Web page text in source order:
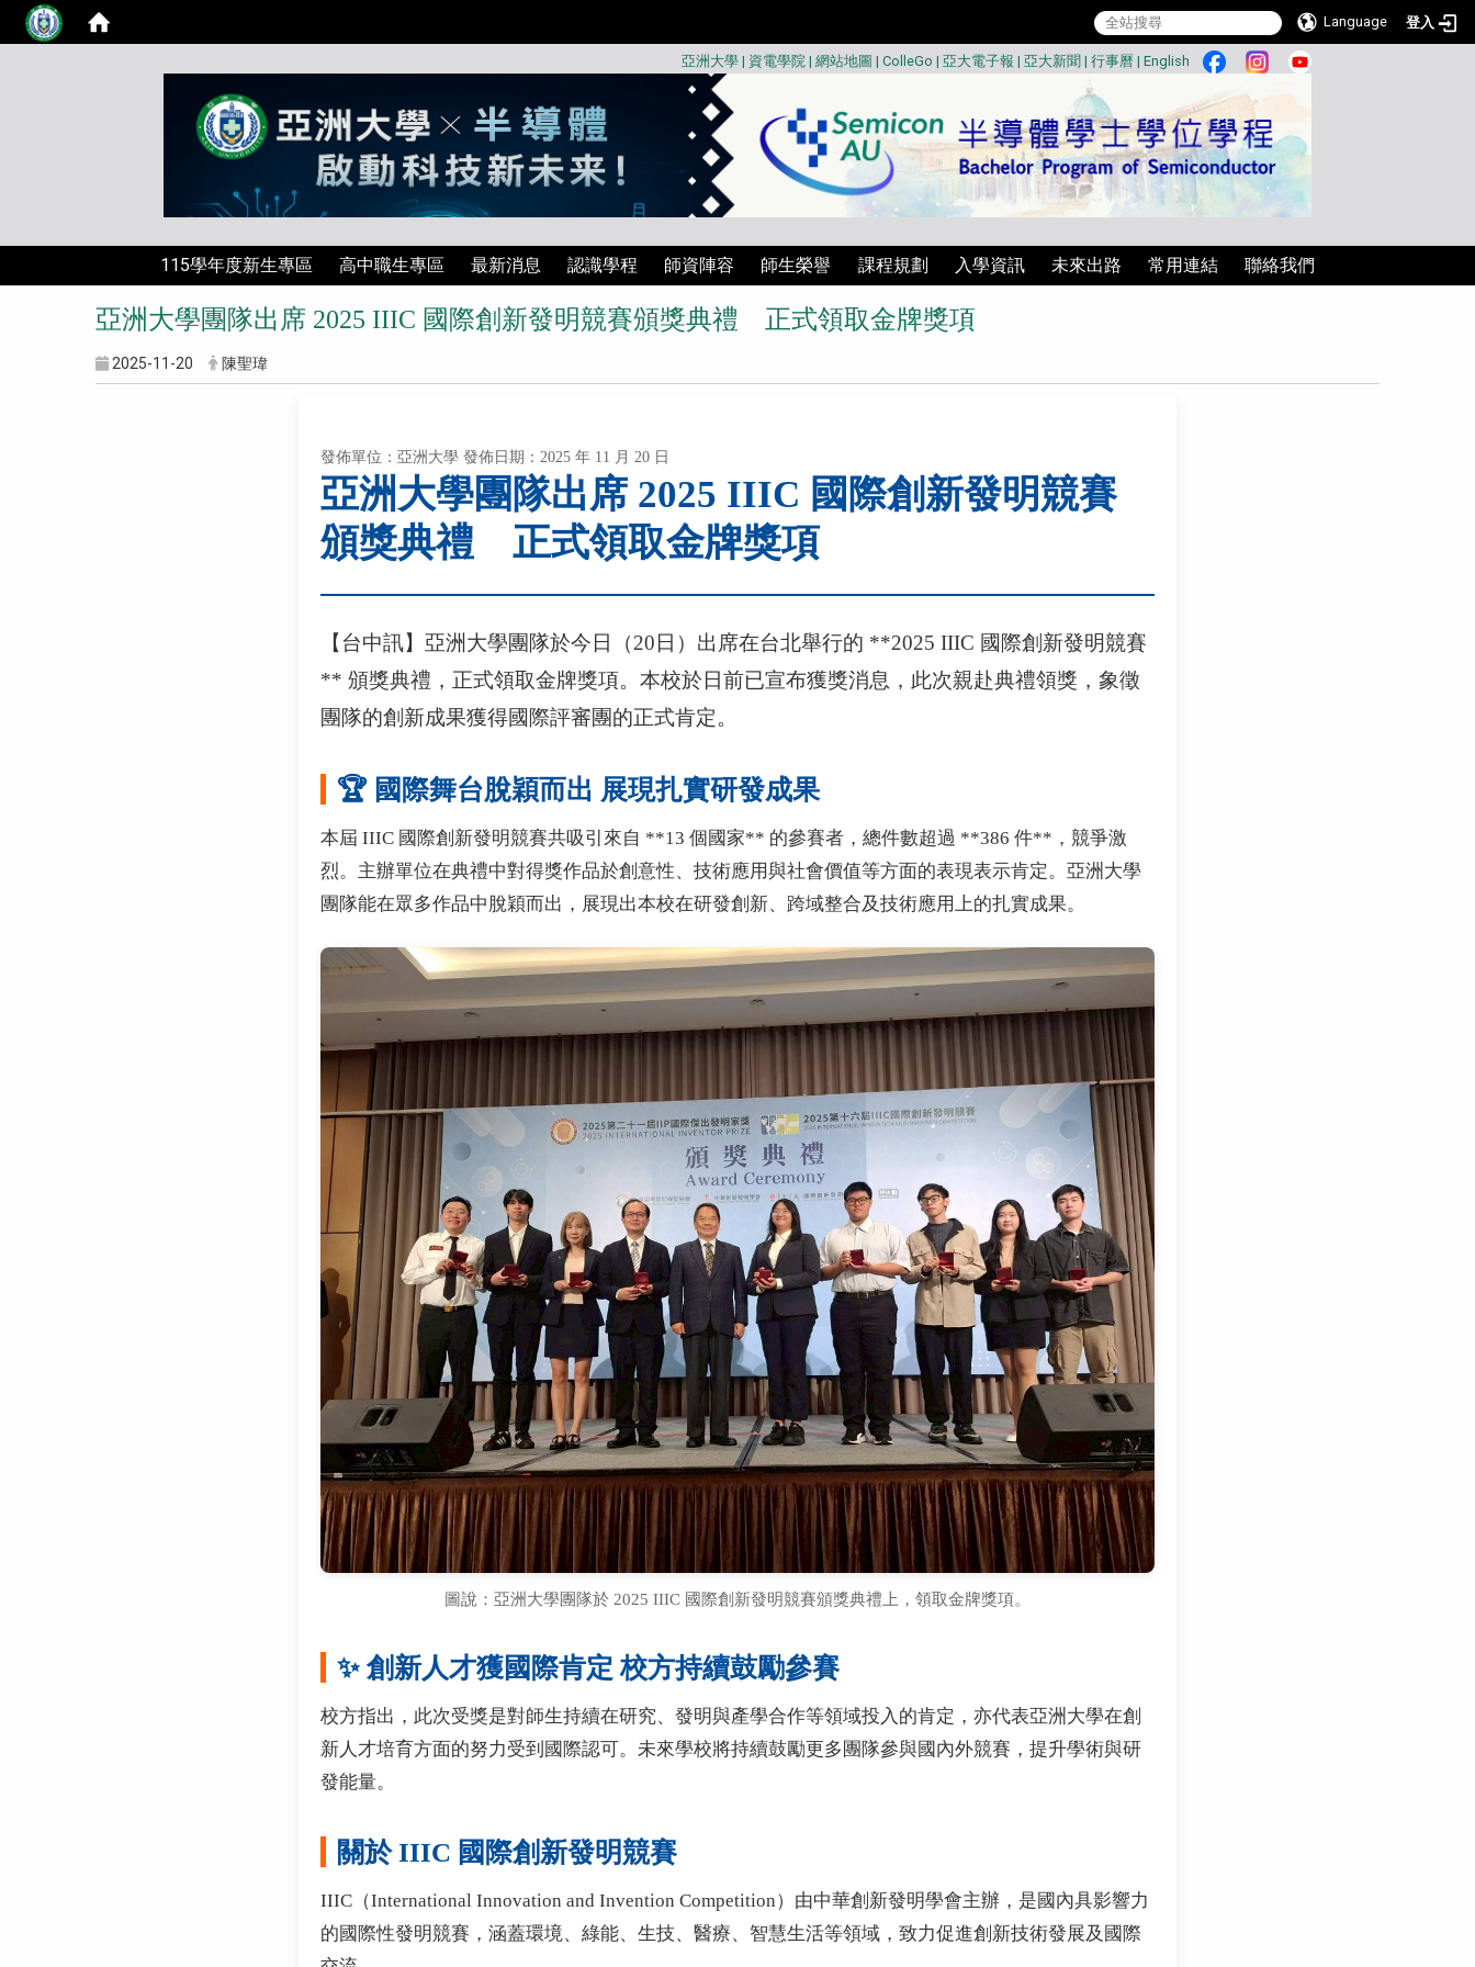
Language
登入
亞洲大學| 資電學院| 網站地圖 | ColleGo | 亞大電子報 | 亞大新聞 | 行事曆| English
115學年度新生專區 高中職生專區 最新消息 認識學程 師資陣容 師生榮譽 課程規劃 入學資訊 未來出路 常用連結 聯絡我們
亞洲大學團隊出席 2025 IIIC 國際創新發明競賽頒獎典禮 正式領取金牌獎項
2025-11-20 陳聖瑋
發佈單位：亞洲大學 發佈日期：2025 年 11 月 20 日
亞洲大學團隊出席 2025 IIIC 國際創新發明競賽
頒獎典禮 正式領取金牌獎項
【台中訊】亞洲大學團隊於今日（20日）出席在台北舉行的 **2025 IIIC 國際創新發明競賽
** 頒獎典禮，正式領取金牌獎項。本校於日前已宣布獲獎消息，此次親赴典禮領獎，象徵
團隊的創新成果獲得國際評審團的正式肯定。
🏆 國際舞台脫穎而出 展現扎實研發成果
本屆 IIIC 國際創新發明競賽共吸引來自 **13 個國家** 的參賽者，總件數超過 **386 件**，競爭激
烈。主辦單位在典禮中對得獎作品於創意性、技術應用與社會價值等方面的表現表示肯定。亞洲大學
團隊能在眾多作品中脫穎而出，展現出本校在研發創新、跨域整合及技術應用上的扎實成果。
圖說：亞洲大學團隊於 2025 IIIC 國際創新發明競賽頒獎典禮上，領取金牌獎項。
✨ 創新人才獲國際肯定 校方持續鼓勵參賽
校方指出，此次受獎是對師生持續在研究、發明與產學合作等領域投入的肯定，亦代表亞洲大學在創
新人才培育方面的努力受到國際認可。未來學校將持續鼓勵更多團隊參與國內外競賽，提升學術與研
發能量。
關於 IIIC 國際創新發明競賽
IIIC（International Innovation and Invention Competition）由中華創新發明學會主辦，是國內具影響力
的國際性發明競賽，涵蓋環境、綠能、生技、醫療、智慧生活等領域，致力促進創新技術發展及國際